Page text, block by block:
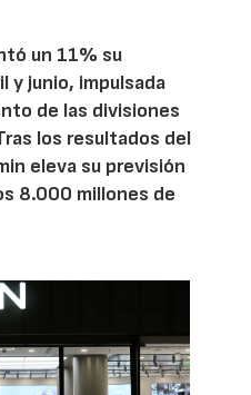
un 11% su
y junio, impulsada
de las divisiones
los resultados del
eleva su previsión
8.000 millones de